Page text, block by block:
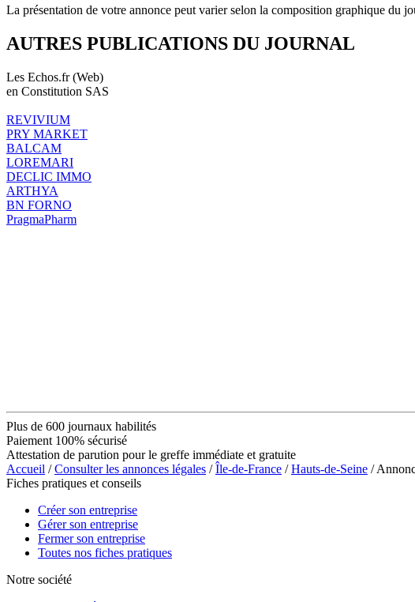
La présentation de votre annonce peut varier selon la composition graphique du
AUTRES PUBLICATIONS DU JOURNAL
Les Echos.fr (Web)
en Constitution SAS
REVIVIUM
PRY MARKET
BALCAM
LOREMARI
DECLIC IMMO
ARTHYA
BN FORNO
PragmaPharm
Plus de 600 journaux habilités
Paiement 100% sécurisé
Attestation de parution pour le greffe immédiate et gratuite
Accueil /Consulter les annonces légales /Île-de-France /Hauts-de-Seine /
Fiches pratiques et conseils
Créer son entreprise
Gérer son entreprise
Fermer son entreprise
Toutes nos fiches pratiques
Notre société